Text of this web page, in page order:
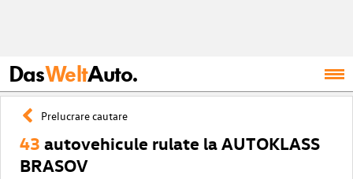
DasWeltAuto.
Prelucrare cautare
43 autovehicule rulate la AUTOKLASS
BRASOV